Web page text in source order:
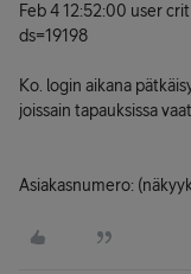
Feb 4 12:52:00 user
ds=19198
Ko. login aikana
joissain tapauksissa
Asiakasnumero: